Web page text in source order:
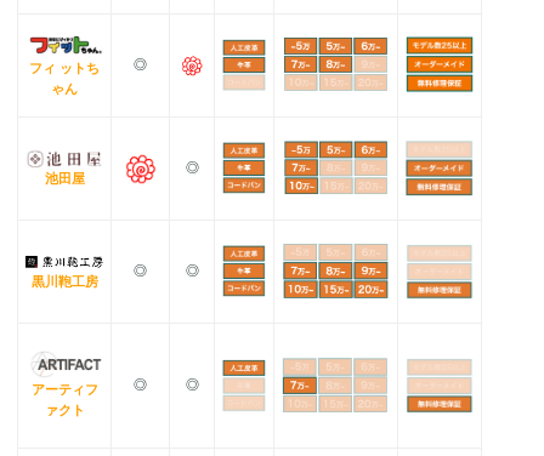
フィ ットち
ゃん
◎
池田屋
◎
黒川鞄工房
◎ ◎
アーティフ
ァクト
◎ ◎